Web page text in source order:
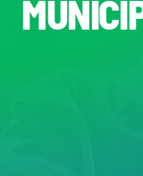
Meu Trabalho